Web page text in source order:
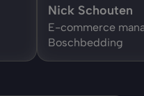
Nick Schouten
E-commerce
Boschbedding